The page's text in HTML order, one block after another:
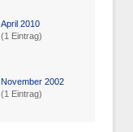
April 2010
(1 Eintrag)
November 2002
(1 Eintrag)